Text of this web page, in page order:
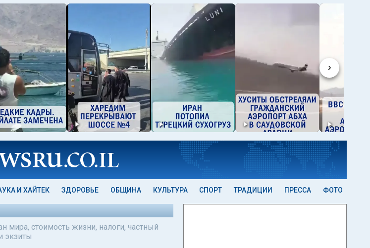
›
И ХАЙТЕК ЗДОРОВЬЕ ОБЩИНА КУЛЬТУРА СПОРТ ТРАДИЦИИ ПРЕССА ФОТО
мира, стоимость жизни, налоги, частный
экзиты